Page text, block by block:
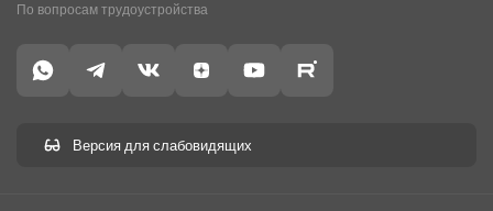
По вопросам трудоустройства
Версия для слабовидящих